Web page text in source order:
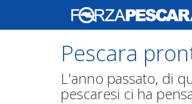
Pescara
L'anno passato, di
pescaresi ci ha